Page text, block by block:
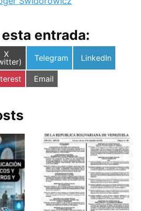
entrada:
Compartir
en
X
Compartir
Telegram
Compartir
LinkedIn
Compartir
en
Email